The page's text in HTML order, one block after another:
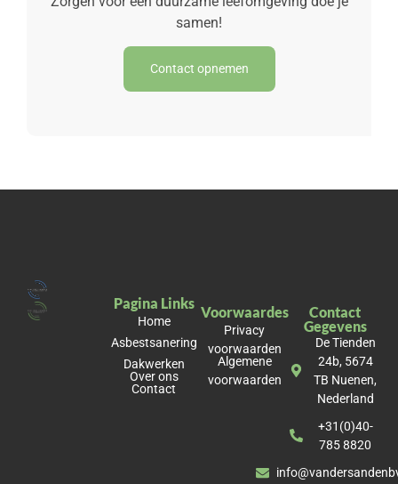
samen!
Contact opnemen
Pagina Links
Home
Asbestsanering
Dakwerken
Over ons
Contact
Voorwaardes
Privacy
voorwaarden
Algemene
voorwaarden
Contact
Gegevens
De Tienden
24b, 5674
TB Nuenen,
Nederland
+31(0)40-
785 8820